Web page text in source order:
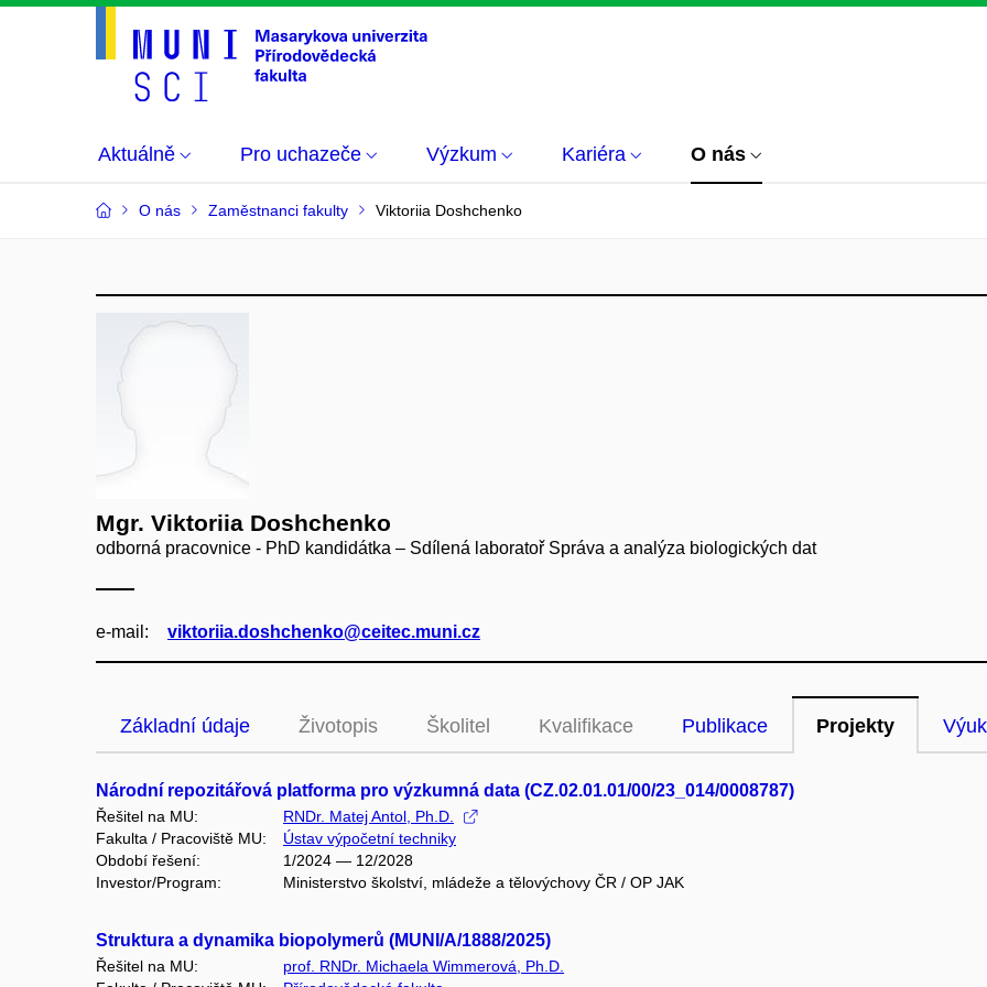
Aktuálně Pro uchazeče Výzkum Kariéra O nás
O nás Zaměstnanci fakulty Viktoriia Doshchenko
Mgr. Viktoriia Doshchenko
odborná pracovnice - PhD kandidátka – Sdílená laboratoř Správa a analýza biologických dat
e‑mail: viktoriia.doshchenko@ceitec.muni.cz
Základní údaje Životopis Školitel Kvalifikace Publikace Projekty
Národní repozitářová platforma pro výzkumná data (CZ.02.01.01/00/23_014/0008787)
Řešitel na MU:
RNDr. Matej Antol, Ph.D.
Fakulta / Pracoviště MU:
Ústav výpočetní techniky
Období řešení:
1/2024 — 12/2028
Investor/Program:
Ministerstvo školství, mládeže a tělovýchovy ČR / OP JAK
Struktura a dynamika biopolymerů (MUNI/A/1888/2025)
Řešitel na MU:
prof. RNDr. Michaela Wimmerová, Ph.D.